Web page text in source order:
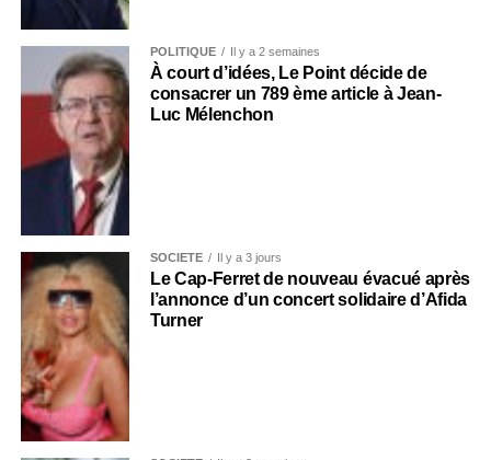
POLITIQUE Il y a 2 semaines
À court d’idées, Le Point décide de
consacrer un 789 ème article à Jean-
Luc Mélenchon
SOCIÉTÉ Il y a 3 jours
Le Cap-Ferret de nouveau évacué après
l’annonce d’un concert solidaire d’Afida
Turner